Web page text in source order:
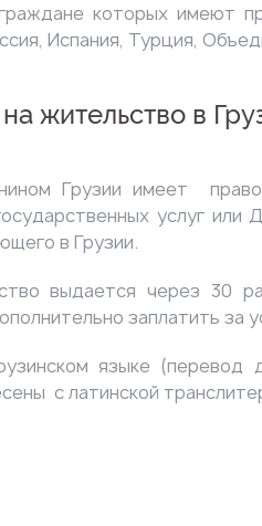
которых имеют
Испания, Турция,
жительство в
Грузии имеет
услуг
в Грузии.
выдается через 30
заплатить за
языке
с латинской